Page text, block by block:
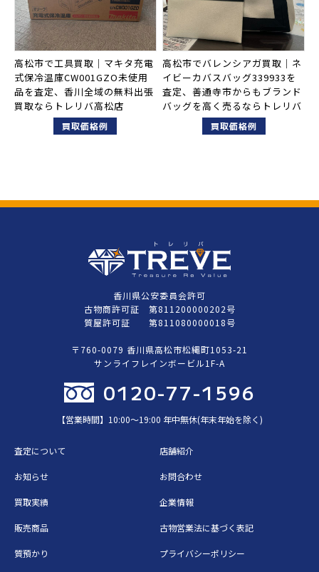
高松市で工具買取｜マキタ充電
式保冷温庫CW001GZO未使用
品を査定、香川全域の無料出張
買取ならトレリバ高松店
買取価格例
高松市でバレンシアガ買取｜ネ
イビーカバスバッグ339933を
査定、善通寺市からもブランド
バッグを高く売るならトレリバ
買取価格例
香川県公安委員会許可
古物商許可証 第811200000202号
質屋許可証 第811080000018号
〒760-0079 香川県高松市松縄町1053-21
サンライフレインボービル1F-A
0120-77-1596
【営業時間】10:00〜19:00 年中無休(年末年始を除く)
査定について 店舗紹介
お知らせ お問合わせ
買取実績 企業情報
販売商品 古物営業法に基づく表記
質預かり プライバシーポリシー